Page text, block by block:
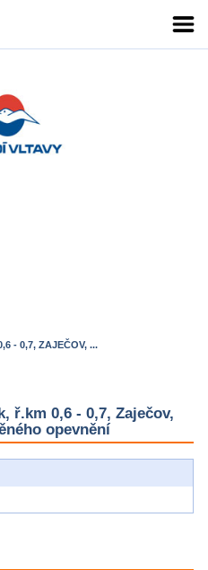
- 0,7, ZAJEČOV, ...
ř.km 0,6 - 0,7, Zaječov,
opevnění